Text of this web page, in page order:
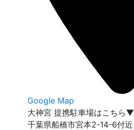
Google Map
大神宮 提携駐車場はこちら▼
千葉県船橋市宮本2-14-6付近